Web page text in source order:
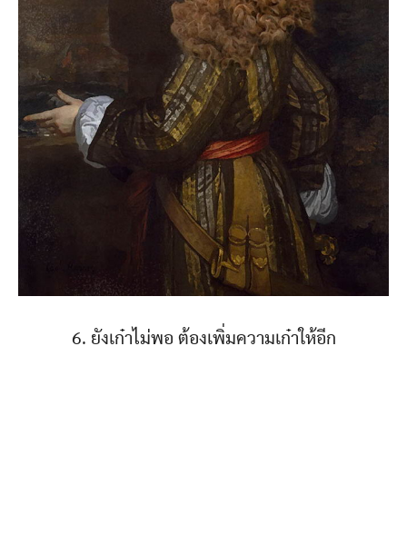
6. ยังเก๋าไม่พอ ต้องเพิ่มความเก๋าให้อีก